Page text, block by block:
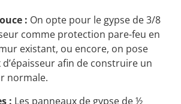
:On opte pour le gypse de 3/8
comme protection pare-feu en
existant, ou encore, on pose
afin de construire un